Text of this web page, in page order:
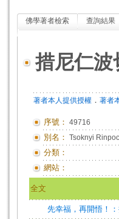
佛學著者檢索 查詢結果
措尼仁波
著者本人提供授權 ． 著者
序號： 49716
別名： Tsoknyi
分類：
網站：
全文
先幸福，再開悟！